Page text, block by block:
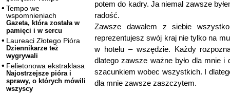
Tempo we
wspomnieniach
Gazeta, która została w
pamięci i w sercu
Laureaci Złotego Pióra
Dziennikarze też
wygrywali
Felietonowa ekstraklasa
Najostrzejsze pióra i
sprawy, o których mówili
wszyscy
potem do kadry. Ja niemal zawsze
radość.
Zawsze dawałem z siebie
reprezentujesz swój kraj nie tylko na
w hotelu – wszędzie. Każdy
dlatego zawsze ważne było dla mnie
szacunkiem wobec wszystkich. I
dla mnie zawsze zaszczytem.